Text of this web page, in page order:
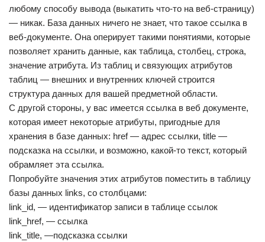
любому способу вывода (выкатить что-то на веб-страницу)
— никак. База данных ничего не знает, что такое ссылка в
веб-документе. Она оперирует такими понятиями, которые
позволяет хранить данные, как таблица, столбец, строка,
значение атрибута. Из таблиц и связующих атрибутов
таблиц — внешних и внутренних ключей строится
структура данных для вашей предметной области.
С другой стороны, у вас имеется ссылка в веб документе,
которая имеет некоторые атрибуты, пригодные для
хранения в базе данных: href — адрес ссылки, title —
подсказка на ссылки, и возможно, какой-то текст, который
обрамляет эта ссылка.
Попробуйте значения этих атрибутов поместить в таблицу
базы данных links, со столбцами:
link_id, — идентификатор записи в таблице ссылок
link_href, — ссылка
link_title, —подсказка ссылки